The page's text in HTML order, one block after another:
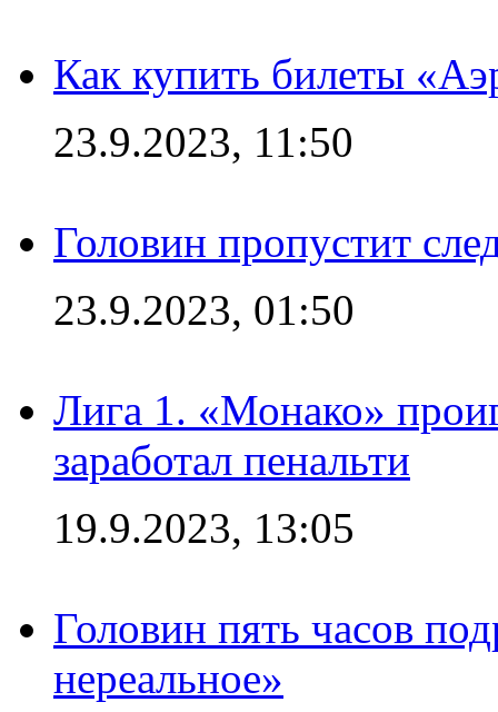
Как купить билеты
23.9.2023, 11:50
Головин пропустит
23.9.2023, 01:50
Лига 1. «Монако»
заработал пенальти
19.9.2023, 13:05
Головин пять часов
нереальное»